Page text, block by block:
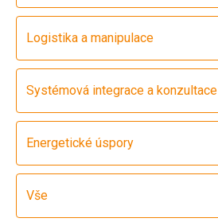
Logistika a manipulace
Systémová integrace a konzultace
Energetické úspory
Vše